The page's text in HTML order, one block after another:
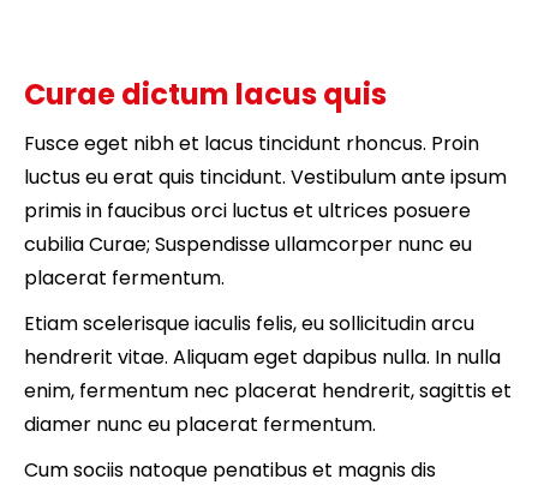
Curae dictum lacus quis
Fusce eget nibh et lacus tincidunt rhoncus. Proin
luctus eu erat quis tincidunt. Vestibulum ante ipsum
primis in faucibus orci luctus et ultrices posuere
cubilia Curae; Suspendisse ullamcorper nunc eu
placerat fermentum.
Etiam scelerisque iaculis felis, eu sollicitudin arcu
hendrerit vitae. Aliquam eget dapibus nulla. In nulla
enim, fermentum nec placerat hendrerit, sagittis et
diamer nunc eu placerat fermentum.
Cum sociis natoque penatibus et magnis dis